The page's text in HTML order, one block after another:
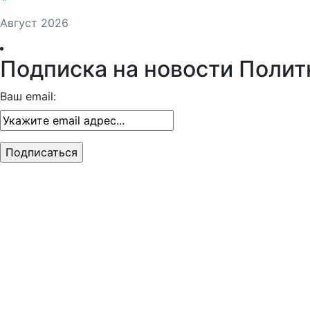
Август 2026
Подписка на новости
Ваш email: